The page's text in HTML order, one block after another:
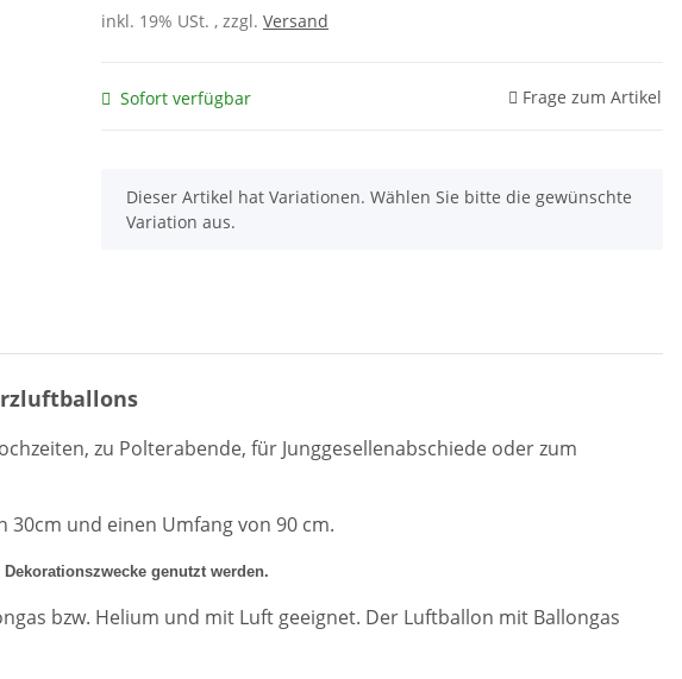
inkl. 19% USt. , zzgl. Versand
Sofort verfügbar Frage zum Artikel
x
Dieser Artikel hat Variationen. Wählen Sie bitte die gewünschte
Variation aus.
zu Polterabende, für Junggesellenabschiede oder zum
und einen Umfang von 90 cm.
genutzt werden.
bzw. Helium und mit Luft geeignet. Der Luftballon mit Ballongas